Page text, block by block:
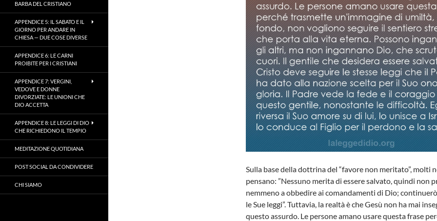
Sulla base della dottrina del “favore non meritato”, molti
pensano: ”Nessuno merita di essere salvato, quindi non
nemmeno a obbedire ai comandamenti di Dio;
le Sue leggi”. Tuttavia, la realtà è che Gesù non ha mai
questo assurdo. Le persone amano usare questa frase
BARBA DEL CRISTIANO
APPENDICE 5: IL SABATO E IL
GIORNO PER ANDARE IN
CHIESA — DUE COSE DIVERSE
APPENDICE 6: LE CARNI
PROIBITE PER I CRISTIANI
APPENDICE 7: VERGINI,
VEDOVE E DONNE
DIVORZIATE: LE UNIONI CHE
DIO ACCETTA
APPENDICE 8: LE LEGGI DI DIO
CHE RICHIEDONO IL TEMPIO
MEDITAZIONE QUOTIDIANA
POST SOCIAL DA CONDIVIDERE
CHI SIAMO